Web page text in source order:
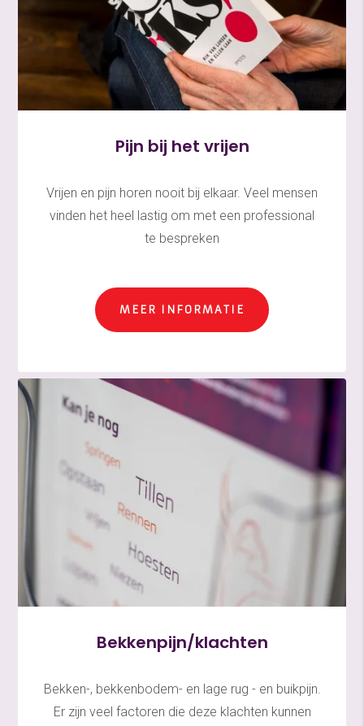
Pijn bij het vrijen
Vrijen en pijn horen nooit bij elkaar. Veel mensen
vinden het heel lastig om met een professional
te bespreken
MEER INFORMATIE
Bekkenpijn/klachten
Bekken-, bekkenbodem- en lage rug - en buikpijn.
Er zijn veel factoren die deze klachten kunnen